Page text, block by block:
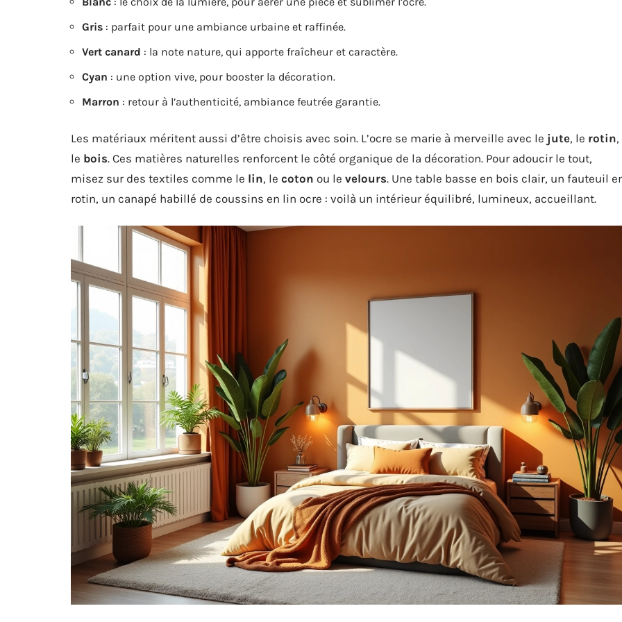
Gris : parfait pour une ambiance urbaine et raffinée.
Vert canard : la note nature, qui apporte fraîcheur et caractère.
Cyan : une option vive, pour booster la décoration.
Marron : retour à l’authenticité, ambiance feutrée garantie.
Les matériaux méritent aussi d’être choisis avec soin. L’ocre se marie à merveille avec le jute, le rotin,
le bois. Ces matières naturelles renforcent le côté organique de la décoration. Pour adoucir le tout,
misez sur des textiles comme le lin, le coton ou le velours. Une table basse en bois clair, un fauteuil
rotin, un canapé habillé de coussins en lin ocre : voilà un intérieur équilibré, lumineux, accueillant.